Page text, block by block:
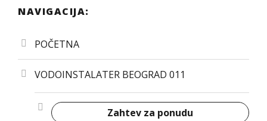
NAVIGACIJA:
POČETNA
VODOINSTALATER BEOGRAD 011
Zahtev za ponudu